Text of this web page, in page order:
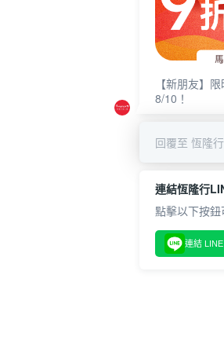
【新朋友】
8/10！
回覆至 恆隆行
連結恆隆行
點擊以下按鈕
連結